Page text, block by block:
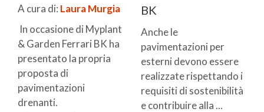
A cura di: Laura Murgia
In occasione di Myplant
& Garden Ferrari BK ha
presentato la propria
proposta di
pavimentazioni
drenanti.
BK
Anche le
pavimentazioni per
esterni devono essere
realizzate rispettando i
requisiti di sostenibilità
e contribuire alla ...